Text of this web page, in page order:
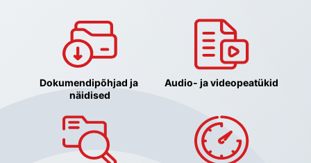
Dokumendipõhjad ja
näidised
Audio- ja videopeatükid